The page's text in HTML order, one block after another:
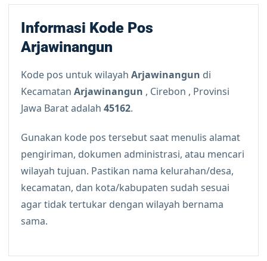
Informasi Kode Pos
Arjawinangun
Kode pos untuk wilayah Arjawinangun di
Kecamatan Arjawinangun , Cirebon , Provinsi
Jawa Barat adalah 45162.
Gunakan kode pos tersebut saat menulis alamat
pengiriman, dokumen administrasi, atau mencari
wilayah tujuan. Pastikan nama kelurahan/desa,
kecamatan, dan kota/kabupaten sudah sesuai
agar tidak tertukar dengan wilayah bernama
sama.